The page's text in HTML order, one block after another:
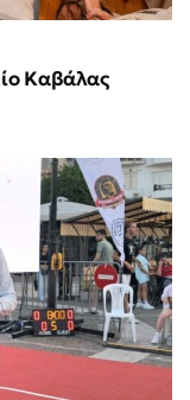
Καβάλας